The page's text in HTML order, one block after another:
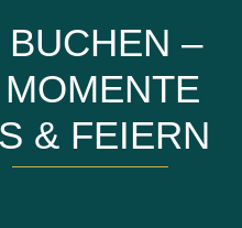
BUCHEN –
& FEIERN